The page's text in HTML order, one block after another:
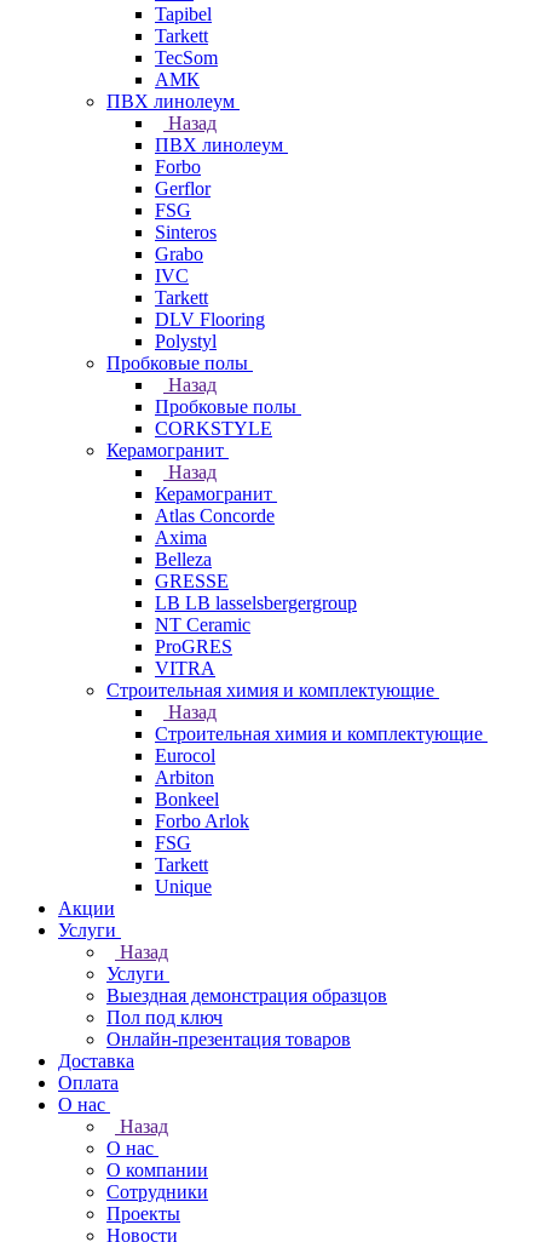
Tapibel
Tarkett
TecSom
АМК
ПВХ линолеум
Назад
ПВХ линолеум
Forbo
Gerflor
FSG
Sinteros
Grabo
IVC
Tarkett
DLV Flooring
Polystyl
Пробковые полы
Назад
Пробковые полы
CORKSTYLE
Керамогранит
Назад
Керамогранит
Atlas Concorde
Axima
Belleza
GRESSE
LB LB lasselsbergergroup
NT Ceramic
ProGRES
VITRA
Строительная химия и комплектующие
Назад
Строительная химия и комплектующие
Eurocol
Arbiton
Bonkeel
Forbo Arlok
FSG
Tarkett
Unique
Акции
Услуги
Назад
Услуги
Выездная демонстрация образцов
Пол под ключ
Онлайн-презентация товаров
Доставка
Оплата
О нас
Назад
О нас
О компании
Сотрудники
Проекты
Новости